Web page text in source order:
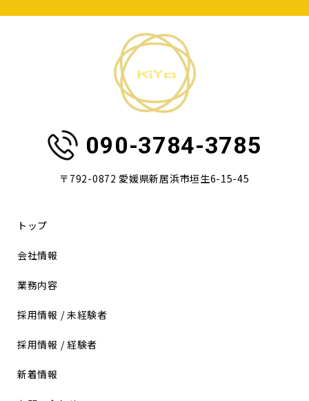
090-3784-3785
〒792-0872 愛媛県新居浜市垣生6-15-45
トップ
会社情報
業務内容
採用情報 / 未経験者
採用情報 / 経験者
新着情報